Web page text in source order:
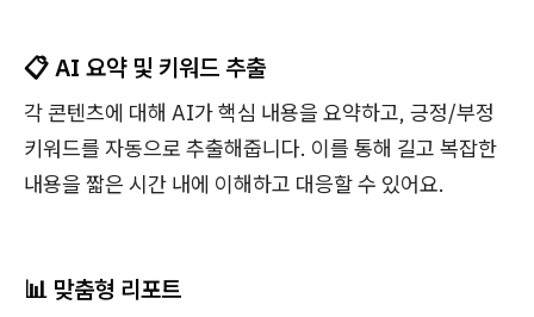
📋 AI 요약 및 키워드 추출
각 콘텐츠에 대해 AI가 핵심 내용을 요약하고, 긍정/부정
키워드를 자동으로 추출해줍니다. 이를 통해 길고 복잡한
내용을 짧은 시간 내에 이해하고 대응할 수 있어요.
📊 맞춤형 리포트